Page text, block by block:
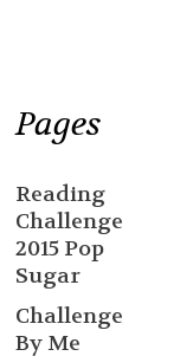
Pages
Reading
Challenge
2015 Pop
Sugar
Challenge
By Me